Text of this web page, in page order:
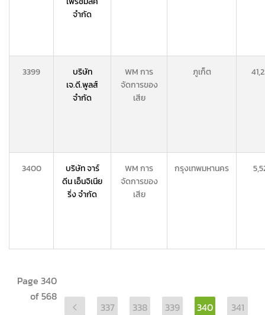
จำกัด
3399
บริษัท
เจ.ดี.พูลส์
จำกัด
WM การ
จัดการของ
เสีย
ภูเก็ต
3400
บริษัท จาร์
ดีน เอ็นจิเนีย
ริ่ง จำกัด
WM การ
จัดการของ
เสีย
กรุงเทพมหานคร
Page 340
of 568
337 338 339 340
341